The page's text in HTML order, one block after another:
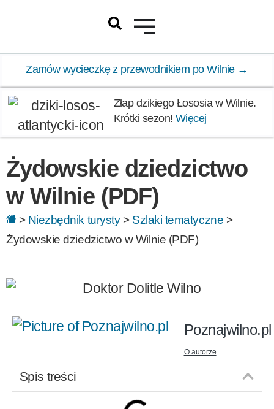
Zamów wycieczkę z przewodnikiem po Wilnie→
Złap dzikiego Łososia w Wilnie.
Krótki sezon! Więcej
Żydowskie dziedzictwo
w Wilnie (PDF)
> Niezbędnik turysty> Szlaki tematyczne >
Żydowskie dziedzictwo w Wilnie (PDF)
Poznajwilno.pl
O autorze
Spis treści